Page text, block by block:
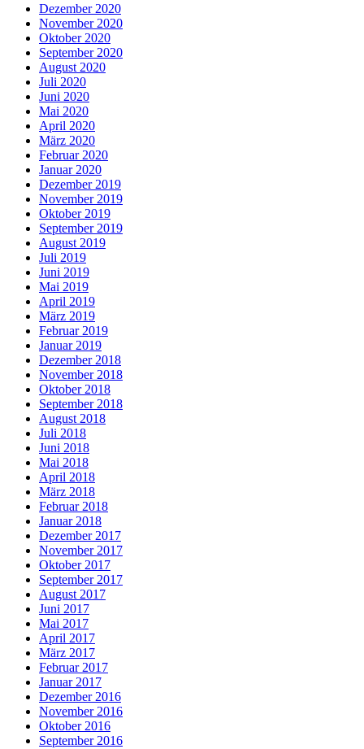
Dezember 2020
November 2020
Oktober 2020
September 2020
August 2020
Juli 2020
Juni 2020
Mai 2020
April 2020
März 2020
Februar 2020
Januar 2020
Dezember 2019
November 2019
Oktober 2019
September 2019
August 2019
Juli 2019
Juni 2019
Mai 2019
April 2019
März 2019
Februar 2019
Januar 2019
Dezember 2018
November 2018
Oktober 2018
September 2018
August 2018
Juli 2018
Juni 2018
Mai 2018
April 2018
März 2018
Februar 2018
Januar 2018
Dezember 2017
November 2017
Oktober 2017
September 2017
August 2017
Juni 2017
Mai 2017
April 2017
März 2017
Februar 2017
Januar 2017
Dezember 2016
November 2016
Oktober 2016
September 2016